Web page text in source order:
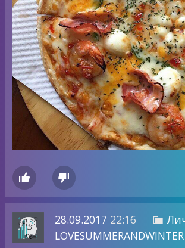
 
28.09.2017 22:16 
LOVESUMMERANDWINTER